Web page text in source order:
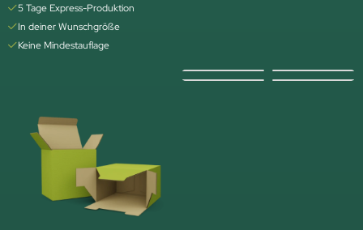
5 Tage Express-Produktion
In deiner Wunschgröße
Keine Mindestauflage